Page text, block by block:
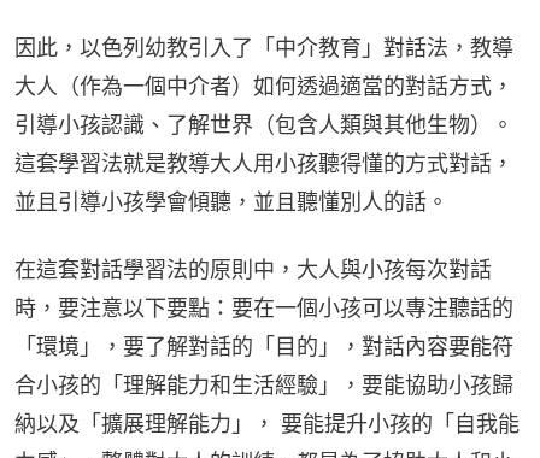
因此，以色列幼教引入了「中介教育」對話法，教導
大人（作為一個中介者）如何透過適當的對話方式，
引導小孩認識、了解世界（包含人類與其他生物）。
這套學習法就是教導大人用小孩聽得懂的方式對話，
並且引導小孩學會傾聽，並且聽懂別人的話。
在這套對話學習法的原則中，大人與小孩每次對話
時，要注意以下要點：要在一個小孩可以專注聽話的
「環境」，要了解對話的「目的」，對話內容要能符
合小孩的「理解能力和生活經驗」，要能協助小孩歸
納以及「擴展理解能力」， 要能提升小孩的「自我能